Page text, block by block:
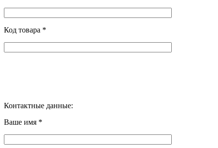
Код товара *
Контактные данные:
Ваше имя *